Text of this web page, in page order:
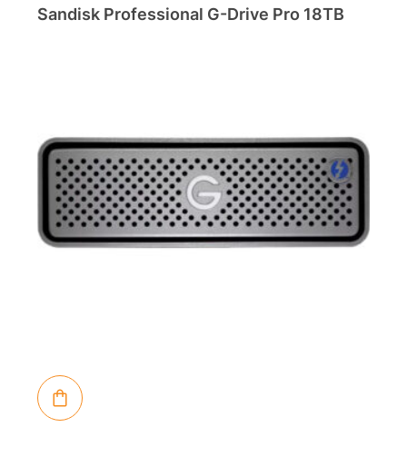
Sandisk Professional G-Drive Pro 18TB